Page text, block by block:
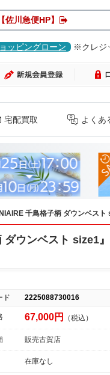
川急便HP】
ッピングローン ※クレジ
宅配買取 よくあ
千鳥格子柄 ダウンベスト
ウンベスト size1
ド 2225088730016
67,000円 （税込）
販売古賀店
在庫なし